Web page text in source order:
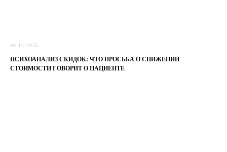
06.12.2025
ПСИХОАНАЛИЗ СКИДОК: ЧТО ПРОСЬБА О СНИЖЕНИИ
СТОИМОСТИ ГОВОРИТ О ПАЦИЕНТЕ